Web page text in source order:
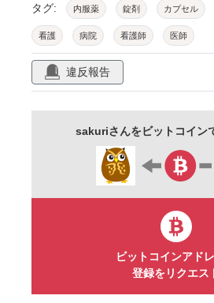
タグ: 内服薬 錠剤 カプセル
看護 病院 看護師 医師
クリニック 在宅医療
違反報告
sakuriさんをビットコイン
ビットコインアド
登録をリクエス